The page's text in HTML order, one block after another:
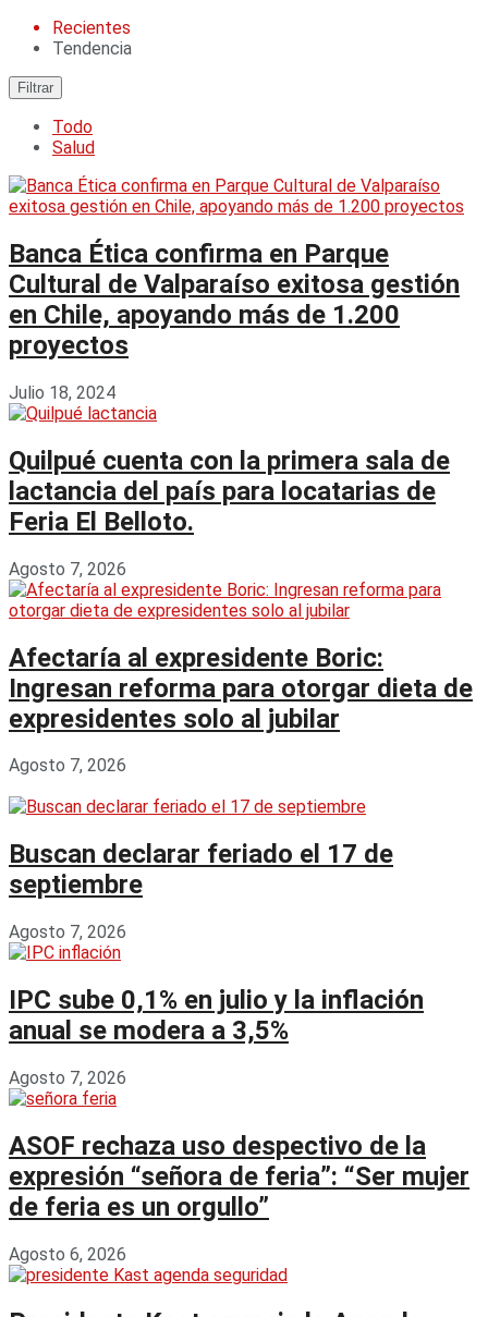
Recientes
Tendencia
Filtrar
Todo
Salud
Banca Ética confirma en Parque
Cultural de Valparaíso exitosa gestión
en Chile, apoyando más de 1.200
proyectos
Julio 18, 2024
Quilpué cuenta con la primera sala de
lactancia del país para locatarias de
Feria El Belloto.
Agosto 7, 2026
Afectaría al expresidente Boric:
Ingresan reforma para otorgar dieta de
expresidentes solo al jubilar
Agosto 7, 2026
Buscan declarar feriado el 17 de
septiembre
Agosto 7, 2026
IPC sube 0,1% en julio y la inflación
anual se modera a 3,5%
Agosto 7, 2026
ASOF rechaza uso despectivo de la
expresión “señora de feria”: “Ser mujer
de feria es un orgullo”
Agosto 6, 2026